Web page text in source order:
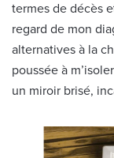
termes de décès
regard de mon
alternatives à la
poussée à
un miroir brisé,